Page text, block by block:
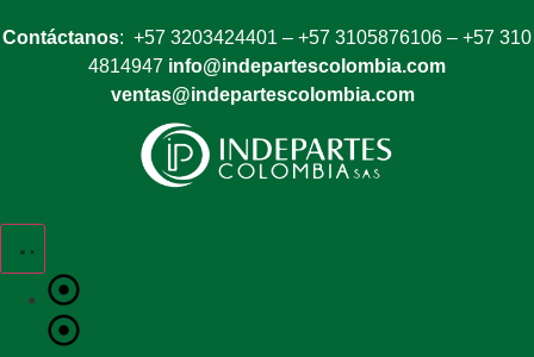
Contáctanos: +57 3203424401 – +57 3105876106 – +57 310
4814947 info@indepartescolombia.com
ventas@indepartescolombia.com